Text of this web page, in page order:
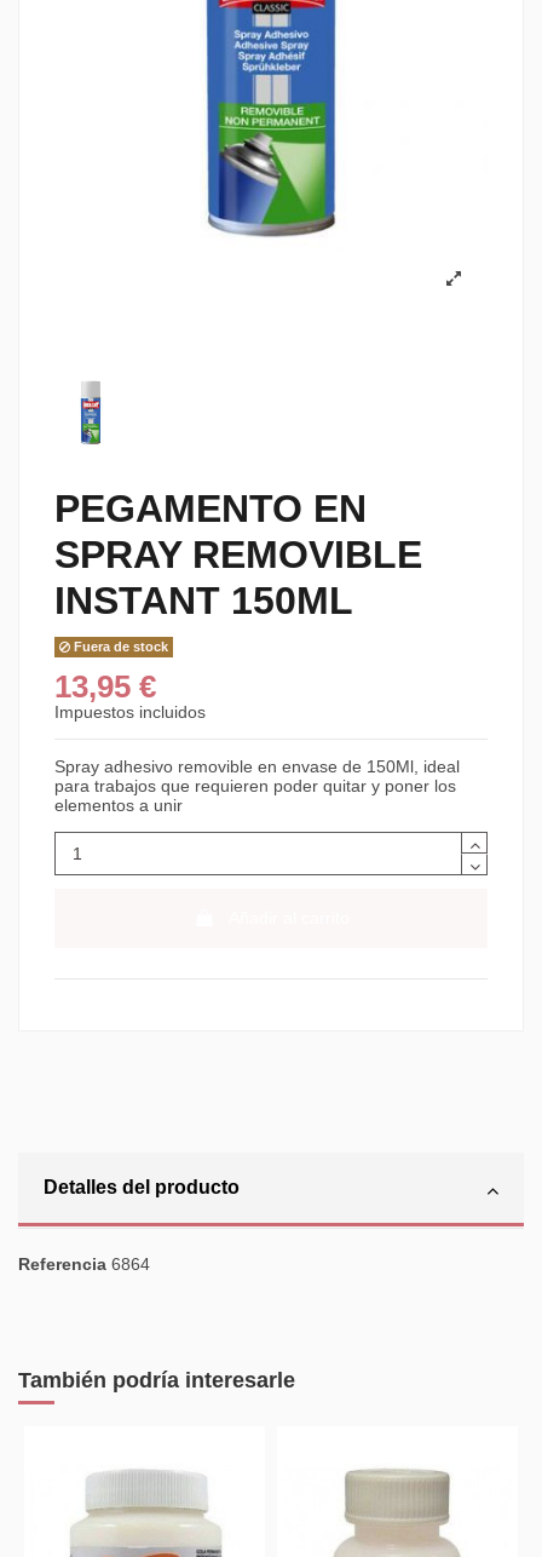
PEGAMENTO EN
SPRAY REMOVIBLE
INSTANT 150ML
Fuera de stock
13,95 €
Impuestos incluidos
Spray adhesivo removible en envase de 150Ml, ideal
para trabajos que requieren poder quitar y poner los
elementos a unir
Detalles del producto
Referencia 6864
También podría interesarle